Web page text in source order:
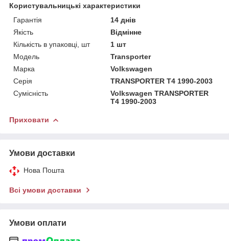
Користувальницькі характеристики
Гарантія
14 днів
Якість
Відмінне
Кількість в упаковці, шт
1 шт
Мoдель
Transporter
Марка
Volkswagen
Серія
TRANSPORTER T4 1990-2003
Сумісність
Volkswagen TRANSPORTER
T4 1990-2003
Приховати
Умови доставки
Нова Пошта
Всі умови доставки
Умови оплати